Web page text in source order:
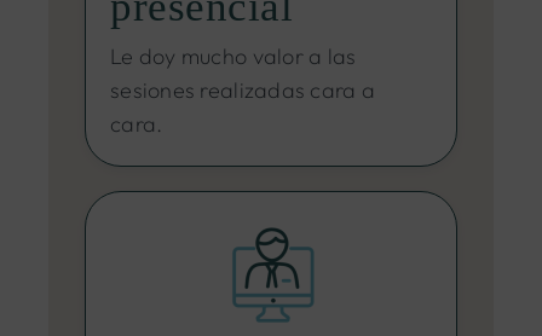
Le doy mucho valor a las
sesiones realizadas cara a
cara.